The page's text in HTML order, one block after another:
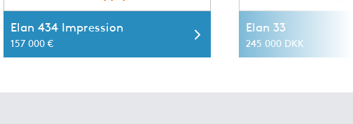
Elan 434 Impression
157 000 €
Elan 33
245 000 DKK